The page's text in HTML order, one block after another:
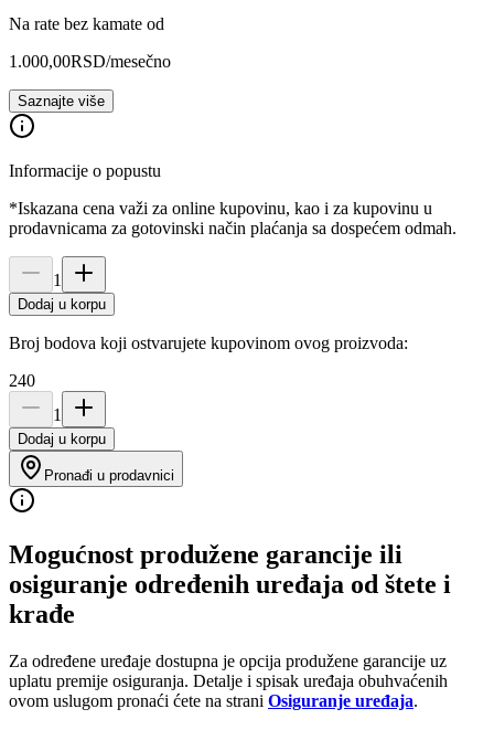
Na rate bez kamate od
1.000,00RSD/mesečno
Saznajte više
Informacije o popustu
*Iskazana cena važi za online kupovinu, kao i za kupovinu u
prodavnicama za gotovinski način plaćanja sa dospećem odmah.
1
Dodaj u korpu
Broj bodova koji ostvarujete kupovinom ovog proizvoda:
240
1
Dodaj u korpu
Pronađi u prodavnici
Mogućnost produžene garancije ili
osiguranje određenih uređaja od štete i
krađe
Za određene uređaje dostupna je opcija produžene garancije uz
uplatu premije osiguranja. Detalje i spisak uređaja obuhvaćenih
ovom uslugom pronaći ćete na strani Osiguranje uređaja.